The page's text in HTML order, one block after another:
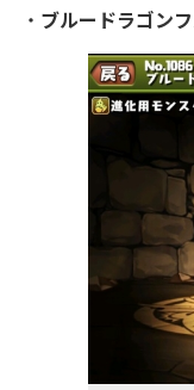
・ ブルードラゴン